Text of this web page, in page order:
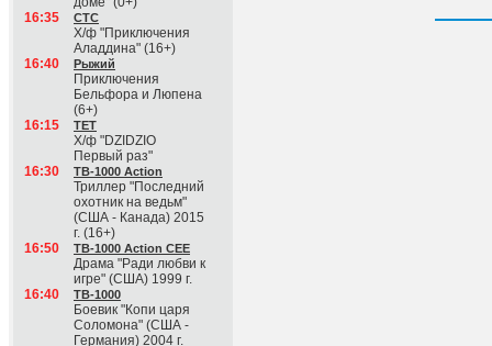
16:35
СТС
Х/ф "Приключения
Аладдина" (16+)
16:40
Рыжий
Приключения
Бельфора и Люпена
(6+)
16:15
ТЕТ
Х/ф "DZIDZIO
Первый раз"
16:30
ТВ-1000 Action
Триллер "Последний
охотник на ведьм"
(США - Канада) 2015
г. (16+)
16:50
ТВ-1000 Action CEE
Драма "Ради любви к
игре" (США) 1999 г.
16:40
ТВ-1000
Боевик "Копи царя
Соломона" (США -
Германия) 2004 г.